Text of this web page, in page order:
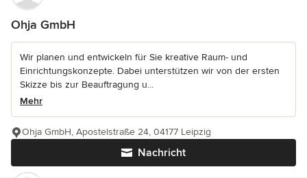
Ohja GmbH
Wir planen und entwickeln für Sie kreative Raum- und
Einrichtungskonzepte. Dabei unterstützen wir von der ersten
Skizze bis zur Beauftragung u...
Mehr
Nachricht
Ohja GmbH, Apostelstraße 24, 04177 Leipzig